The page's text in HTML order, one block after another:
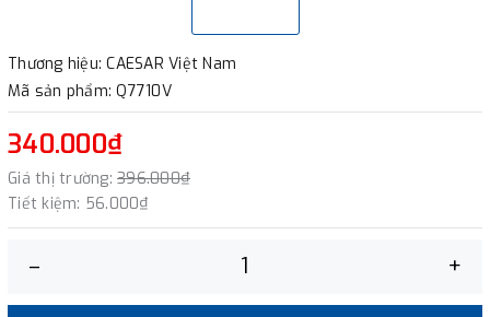
Thương hiệu: CAESAR Việt Nam
Mã sản phẩm: Q7710V
340.000₫
Giá thị trường: 396.000₫
Tiết kiệm: 56.000₫
– +